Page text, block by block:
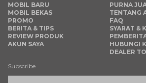
MOBIL BARU
MOBIL BEKAS
PROMO
BERITA & TIPS
REVIEW PRODUK
AKUN SAYA
PURNA
TENTANG
FAQ
SYARAT &
HUBUNGI
DEALER
Subscribe